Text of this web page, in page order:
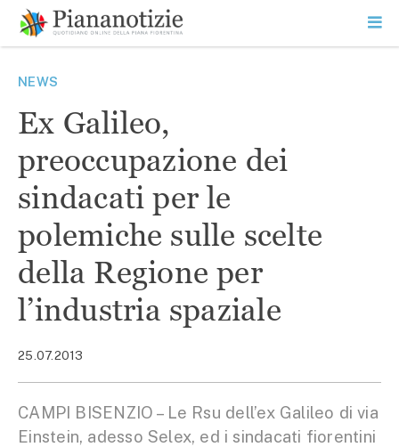
contenuto
SEARCH
NEWS
Ex Galileo,
preoccupazione dei
sindacati per le
polemiche sulle scelte
della Regione per
l’industria spaziale
25.07.2013
CAMPI BISENZIO – Le Rsu dell’ex Galileo di via
Einstein, adesso Selex, ed i sindacati fiorentini